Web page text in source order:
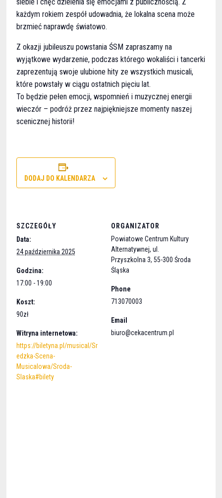
każdym rokiem zespół udowadnia, że lokalna scena może
brzmieć naprawdę światowo.
Z okazji jubileuszu powstania ŚSM zapraszamy na
wyjątkowe wydarzenie, podczas którego wokaliści i tancerki
zaprezentują swoje ulubione hity ze wszystkich musicali,
które powstały w ciągu ostatnich pięciu lat.
To będzie pełen emocji, wspomnień i muzycznej energii
wieczór – podróż przez najpiękniejsze momenty naszej
scenicznej historii!
DODAJ DO KALENDARZA
SZCZEGÓŁY
Data:
24 października 2025
Godzina:
17:00 - 19:00
Koszt:
90zł
Witryna internetowa:
https://biletyna.pl/musical/Sr
edzka-Scena-
Musicalowa/Sroda-
Slaska#bilety
ORGANIZATOR
Powiatowe Centrum Kultury
Alternatywnej, ul.
Przyszkolna 3, 55-300 Środa
Śląska
Phone
713070003
Email
biuro@cekacentrum.pl